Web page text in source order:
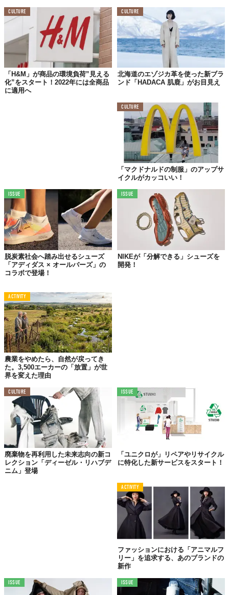
は通常の家庭ごみと一緒に処分できる生分解性バイオポリ
CULTURE
「H&M」が商品の環境負荷”見える
化”をスタート！2022年には全商品
に適用へ
CULTURE
北海道のエゾジカ革を使った新ブラ
ンド「HADACA 肌鹿」がお目見え
CULTURE
「マクドナルドの制服」のアップサ
イクルがカッコいい！
ISSUE
脱炭素社会へ踏み出せるシューズ
「アディダス × オールバーズ」の
コラボで登場！
ISSUE
NIKEが「分解できる」シューズを
開発！
ACTIVITY
農業をやめたら、自然が戻ってき
た。3,500エーカーの「放置」が世
界を変えた理由
CULTURE
廃棄物を再利用した未来志向の新コ
レクション「ディーゼル・リハブデ
ニム」登場
ISSUE
「ユニクロが」リペアやリサイクル
に特化した新サービスをスタート！
ACTIVITY
ファッションにおける「アニマルフ
リー」を追求する、あのブランドの
新作
ISSUE ISSUE